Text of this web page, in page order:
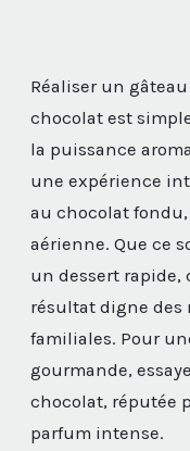
Réaliser un
chocolat est
la puissance
une expérience
au chocolat
aérienne. Que ce
un dessert
résultat digne des
familiales. Pour
gourmande,
chocolat, réputée
parfum intense.